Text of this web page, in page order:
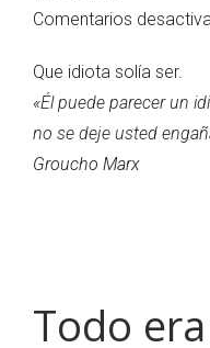
Comentarios
Que idiota solía ser.
«Él puede parecer un
no se deje usted
Groucho Marx
Todo